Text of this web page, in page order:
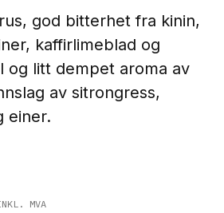
god bitterhet fra kinin,
kaffirlimeblad og
og litt dempet aroma av
av sitrongress,
einer.
MVA